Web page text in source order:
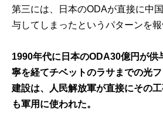
第三には、日本のODAが直接に中
与してしまったというパターンを報
1990年代に日本のODA30億円が供
寧を経てチベットのラサまでの光
建設は、人民解放軍が直接にその
も軍用に使われた。